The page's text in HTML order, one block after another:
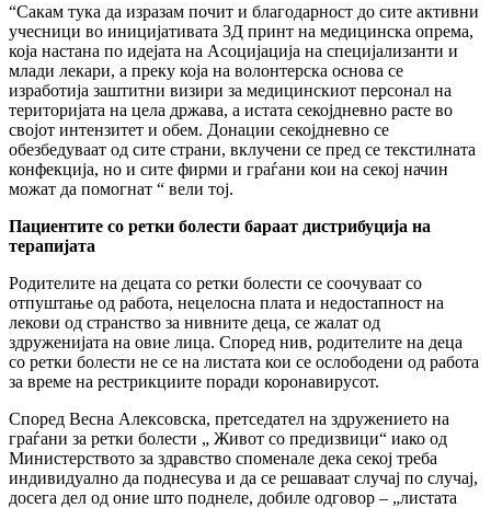
“Сакам тука да изразам почит и благодарност до сите активни
учесници во иницијативата 3Д принт на медицинска опрема,
која настана по идејата на Асоцијација на специјализанти и
млади лекари, а преку која на волонтерска основа се
изработија заштитни визири за медицинскиот персонал на
територијата на цела држава, а истата секојдневно расте во
својот интензитет и обем. Донации секојдневно се
обезбедуваат од сите страни, вклучени се пред се текстилната
конфекција, но и сите фирми и граѓани кои на секој начин
можат да помогнат “ вели тој.
Пациентите со ретки болести бараат дистрибуција на
терапијата
Родителите на децата со ретки болести се соочуваат со
отпуштање од работа, нецелосна плата и недостапност на
лекови од странство за нивните деца, се жалат од
здруженијата на овие лица. Според нив, родителите на деца
со ретки болести не се на листата кои се ослободени од работа
за време на рестрикциите поради коронавирусот.
Според Весна Алексовска, претседател на здружението на
граѓани за ретки болести „ Живот со предизвици“ иако од
Министерството за здравство споменале дека секој треба
индивидуално да поднесува и да се решаваат случај по случај,
досега дел од оние што поднеле, добиле одговор – „листата